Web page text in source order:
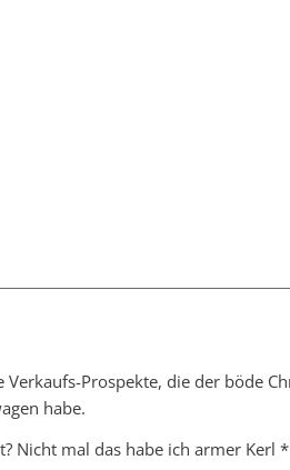
Prospekte, die der böde
habe.
Nicht mal das habe ich armer Kerl